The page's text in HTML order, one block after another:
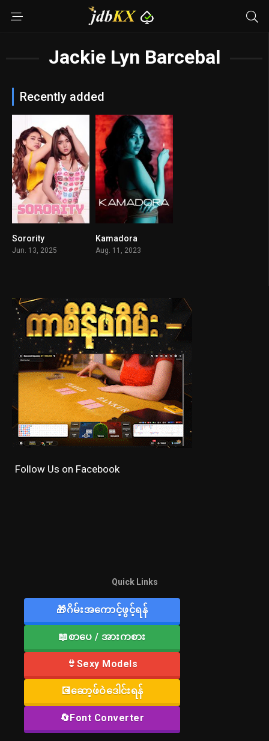
Jackie Lyn Barcebal
Recently added
Sorority
Jun. 13, 2025
Kamadora
Aug. 11, 2023
Follow Us on Facebook
Quick Links
🎁ဂိမ်းအကောင့်ဖွင့်ရန်
📖စာပေ / အားကစား
👙Sexy Models
💽ဆော့ဖ်ဝဲဒေါင်းရန်
🔄Font Converter